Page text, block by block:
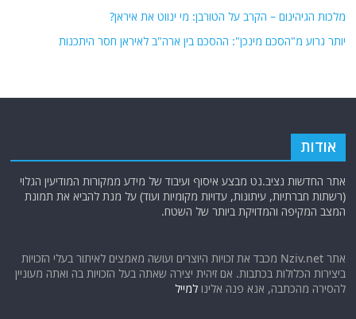
מלכות הגיהינום – הקרב על הטורבן: מי ינווט את איראן?
יותר גרוע מ"הסכם מינכן": ההסכם בין ארה"ב לאיראן חסר היתכנות
אודות
אתר החדשות נציב.נט מבצע איסוף ועיבוד של מידע ממקורות המודיעין הגלוי
(רשתות חברתיות, עיתונות, עדויות מקומיות ועוד) על מנת להביא את תמונת
המצב המקיפה והמדויקת ביותר של השטח.
אתר Nziv.net מכבד את זכויות היוצרים ועושה מאמצים לאיתור בעלי הזכויות
ביצירות הכלולות בכתבות. אם זיהית יצירה שאתה בעל הזכויות בה ואתה מעוניין
להסירה מהכתבה, אנא פנה אלינולמייל